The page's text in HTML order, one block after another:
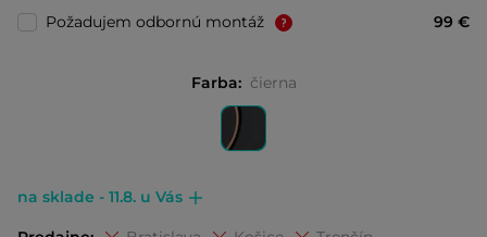
Požadujem odbornú montáž
99 €
Farba: čierna
na sklade - 11.8. u Vás